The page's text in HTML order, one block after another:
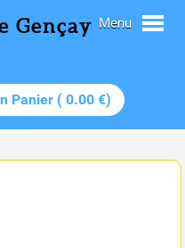
Gençay
Panier (0.00 €)
Menu